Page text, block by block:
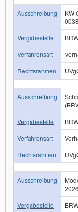
Ausschreibung
KW
Vergabestelle
Verfahrensart
Rechtsrahmen
Ausschreibung
Vergabestelle
Verfahrensart
Rechtsrahmen
Ausschreibung
Vergabestelle